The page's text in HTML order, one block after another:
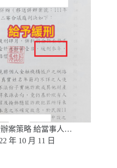
案策略 給當事人…
年 10 月 11 日